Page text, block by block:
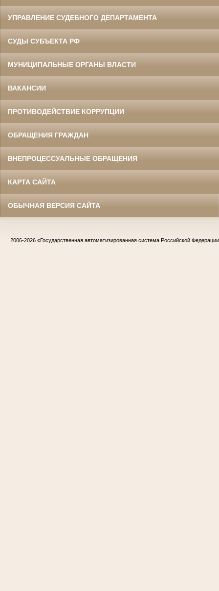
УПРАВЛЕНИЕ СУДЕБНОГО ДЕПАРТАМЕНТА
СУДЫ СУБЪЕКТА РФ
МУНИЦИПАЛЬНЫЕ ОРГАНЫ ВЛАСТИ
ВАКАНСИИ
ПРОТИВОДЕЙСТВИЕ КОРРУПЦИИ
ОБРАЩЕНИЯ ГРАЖДАН
ВНЕПРОЦЕССУАЛЬНЫЕ ОБРАЩЕНИЯ
КАРТА САЙТА
ОБЫЧНАЯ ВЕРСИЯ САЙТА
2006-2026 «Государственная автоматизированная система Российской